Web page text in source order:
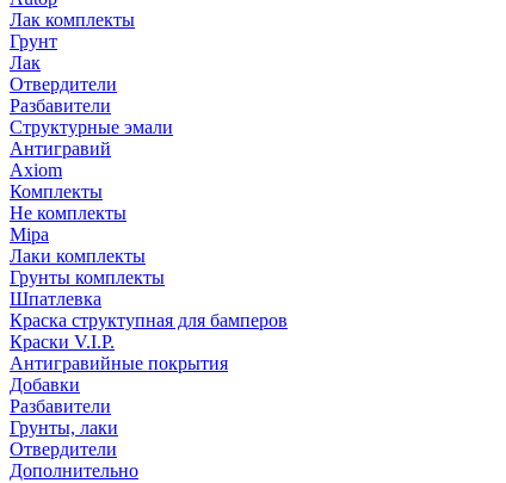
Лак комплекты
Грунт
Лак
Отвердители
Разбавители
Структурные эмали
Антигравий
Axiom
Комплекты
Не комплекты
Mipa
Лаки комплекты
Грунты комплекты
Шпатлевка
Краска структупная для бамперов
Краски V.I.P.
Антигравийные покрытия
Добавки
Разбавители
Грунты, лаки
Отвердители
Дополнительно